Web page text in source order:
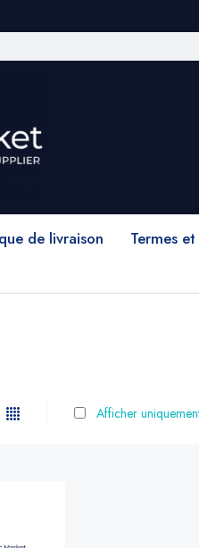
de livraison Termes
Afficher